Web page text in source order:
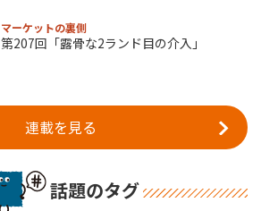
マーケットの裏側
第207回「露骨な2ランド目の介入」
連載を見る
話題のタグ